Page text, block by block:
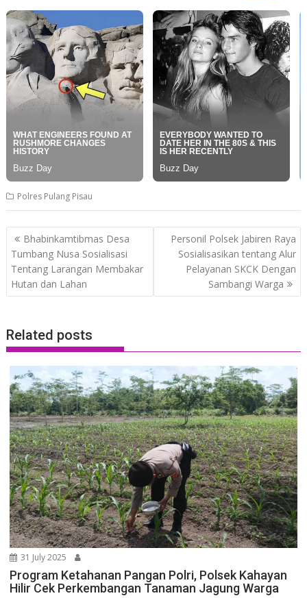
Polres Pulang Pisau
Post
navigation
Bhabinkamtibmas Desa
Tumbang Nusa Sosialisasi
Tentang Larangan Membakar
Hutan dan Lahan
Personil Polsek Jabiren Raya
Sosialisasikan tentang Alur
Pelayanan SKCK Dengan
Sambangi Warga
Related posts
31 July 2025
Program Ketahanan Pangan Polri, Polsek Kahayan
Hilir Cek Perkembangan Tanaman Jagung Warga